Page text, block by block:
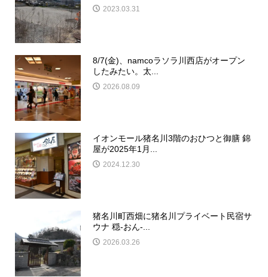
2023.03.31
8/7(金)、namcoラソラ川西店がオープン
したみたい。太...
2026.08.09
イオンモール猪名川3階のおひつと御膳 錦
屋が2025年1月...
2024.12.30
猪名川町西畑に猪名川プライベート民宿サ
ウナ 穏-おん-...
2026.03.26